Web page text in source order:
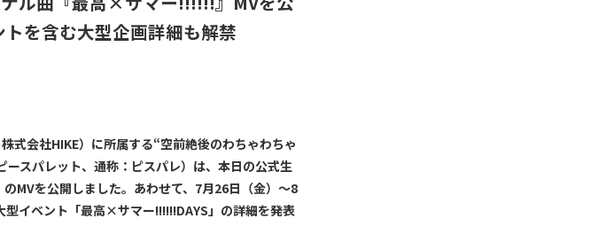
を含む大型企画詳細も解禁
式会社HIKE）に所属する“空前絶後のわちゃわちゃ
スパレット、通称：ピスパレ）は、本日の公式生
MVを公開しました。あわせて、7月26日（金）〜8
イベント「最高×サマー!!!!!!DAYS」の詳細を発表